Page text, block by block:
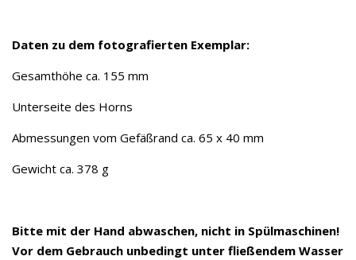
Daten zu dem fotografierten Exemplar:
Gesamthöhe ca. 155 mm
Unterseite des Horns
Abmessungen vom Gefäßrand ca. 65 x 40 mm
Gewicht ca. 378 g
Bitte mit der Hand abwaschen, nicht in Spülmaschinen!
Vor dem Gebrauch unbedingt unter fließendem Wasser